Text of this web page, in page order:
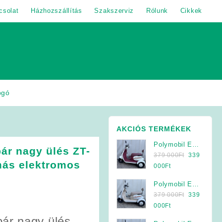
Házhozszállítás Szakszerviz Rólunk Cikkek
nagy ülés ZT-
elektromos
AKCIÓS TERMÉKEK
Polymobil E-
MOB 40/A
Elektromos
Jármű (Krém-
Bordó)
379 000Ft Original
379
000Ft.
339
000FtCurrent
is:
339
000Ft.
Polymobil E-
MOB 40/A
Elektromos
379 000Ft Original
339
000FtCurrent